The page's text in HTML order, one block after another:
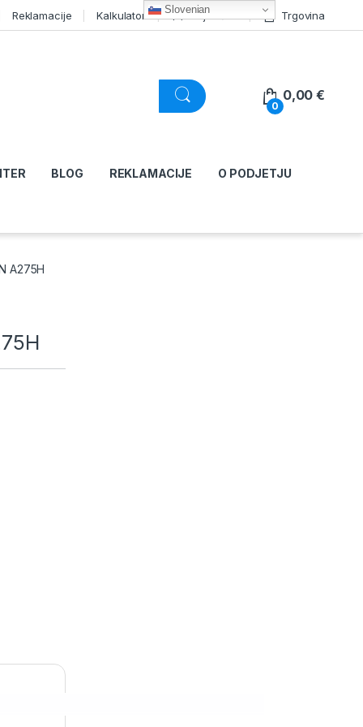
Reklamacije Kalkulator Moj račun Trgovina
0
0,00€
BLOG REKLAMACIJE O PODJETJU
A275H
Slovenian